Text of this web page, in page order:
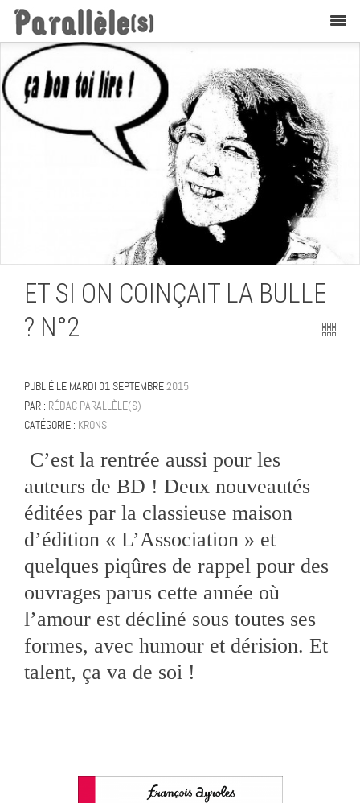
Krons
ET SI ON COINÇAIT LA BULLE
? N°2
PUBLIÉ LE MARDI 01 SEPTEMBRE2015
PAR : RÉDAC PARALLÈLE(S)
CATÉGORIE : KRONS
C’est la rentrée aussi pour les
auteurs de BD ! Deux nouveautés
éditées par la classieuse maison
d’édition « L’Association » et
quelques piqûres de rappel pour des
ouvrages parus cette année où
l’amour est décliné sous toutes ses
formes, avec humour et dérision. Et
talent, ça va de soi !